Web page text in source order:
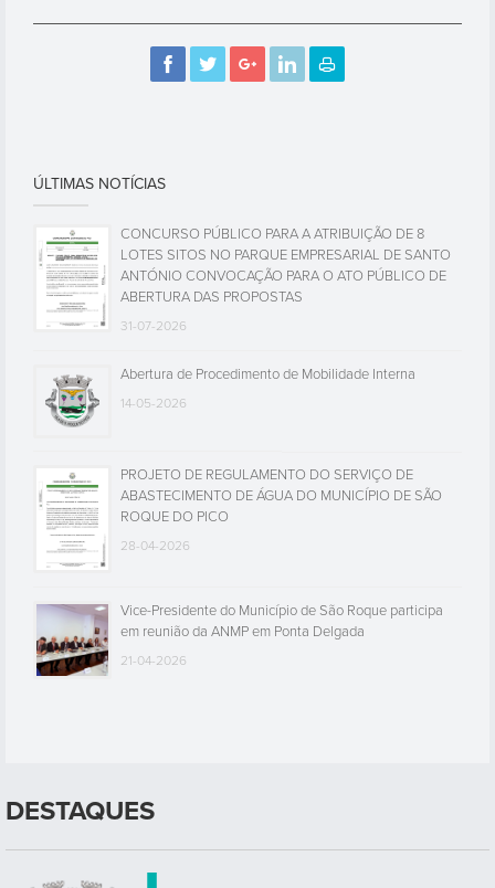
ÚLTIMAS NOTÍCIAS
CONCURSO PÚBLICO PARA A ATRIBUIÇÃO DE 8
LOTES SITOS NO PARQUE EMPRESARIAL DE SANTO
ANTÓNIO CONVOCAÇÃO PARA O ATO PÚBLICO DE
ABERTURA DAS PROPOSTAS
31-07-2026
Abertura de Procedimento de Mobilidade Interna
14-05-2026
PROJETO DE REGULAMENTO DO SERVIÇO DE
ABASTECIMENTO DE ÁGUA DO MUNICÍPIO DE SÃO
ROQUE DO PICO
28-04-2026
Vice-Presidente do Município de São Roque participa
em reunião da ANMP em Ponta Delgada
21-04-2026
DESTAQUES